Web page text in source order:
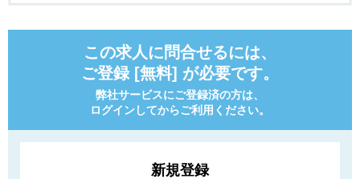
この求人に問合せるには、
ご登録 [無料] が必要です。
弊社サービスにご登録済の方は、
ログインしてからご利用ください。
新規登録